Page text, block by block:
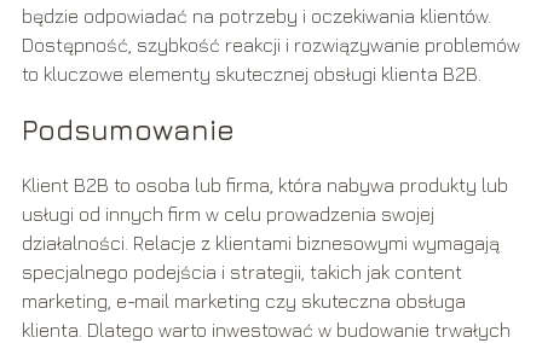
będzie odpowiadać na potrzeby i oczekiwania klientów.
Dostępność, szybkość reakcji i rozwiązywanie problemów
to kluczowe elementy skutecznej obsługi klienta B2B.
Podsumowanie
Klient B2B to osoba lub firma, która nabywa produkty lub
usługi od innych firm w celu prowadzenia swojej
działalności. Relacje z klientami biznesowymi wymagają
specjalnego podejścia i strategii, takich jak content
marketing, e-mail marketing czy skuteczna obsługa
klienta. Dlatego warto inwestować w budowanie trwałych